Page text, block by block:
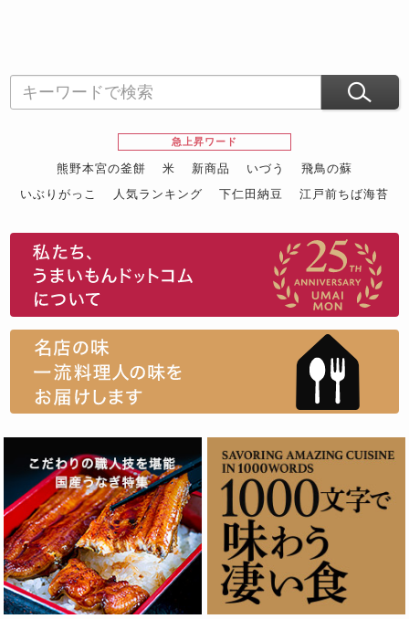
急上昇ワード
熊野本宮の釜餅 米 新商品 いづう
飛鳥の蘇
いぶりがっこ
人気ランキング 下仁田納豆
江戸前ちば海苔